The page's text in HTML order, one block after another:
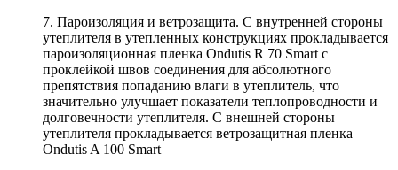
7. Пароизоляция и ветрозащита. С внутренней стороны
утеплителя в утепленных конструкциях прокладывается
пароизоляционная пленка Ondutis R 70 Smart с
проклейкой швов соединения для абсолютного
препятствия попаданию влаги в утеплитель, что
значительно улучшает показатели теплопроводности и
долговечности утеплителя. С внешней стороны
утеплителя прокладывается ветрозащитная пленка
Ondutis A 100 Smart